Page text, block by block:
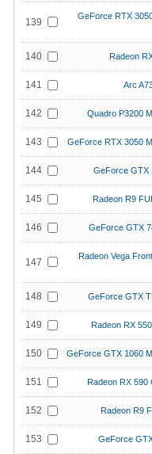
139
GeForce RTX
140 Radeon
141 Arc
142 Quadro P3200
143 GeForce RTX 3050
144 GeForce GTX
145 Radeon R9
146 GeForce GTX
147
Radeon Vega
148 GeForce GTX
149 Radeon RX
150 GeForce GTX 1060
151 Radeon RX 590
152 Radeon R9
153 GeForce